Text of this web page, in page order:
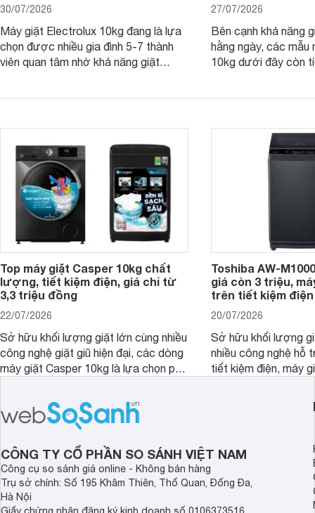
30/07/2026
Máy giặt Electrolux 10kg đang là lựa
chọn được nhiều gia đình 5-7 thành
viên quan tâm nhờ khả năng giặt
27/07/2026
Bên cạnh khả năng
hằng ngày, các mẫu
10kg dưới đây còn
Top máy giặt Casper 10kg chất
lượng, tiết kiệm điện, giá chỉ từ
3,3 triệu đồng
22/07/2026
Sở hữu khối lượng giặt lớn cùng nhiều
công nghệ giặt giũ hiện đại, các dòng
máy giặt Casper 10kg là lựa chọn phù
Toshiba AW-
giá còn 3 triệu,
trên tiết kiệm
20/07/2026
Sở hữu khối lượng
nhiều công nghệ hỗ
tiết kiệm điện, máy
nhắc cho các gia
bán hiện đã giảm
CÔNG TY CỔ PHẦN SO SÁNH VIỆT NAM
Công cụ so sánh giá online - Không bán hàng
Trụ sở chính: Số 195 Khâm Thiên, Thổ Quan, Đống Đa,
Hà Nội